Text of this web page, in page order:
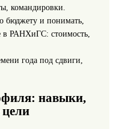
командировки.
бюджету и понимать,
в РАНХиГС: стоимость,
года под сдвиги,
навыки,